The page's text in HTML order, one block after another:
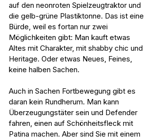
auf den neonroten Spielzeugtraktor und
die gelb-grüne Plastiktonne. Das ist eine
Bürde, weil es fortan nur zwei
Möglichkeiten gibt: Man kauft etwas
Altes mit Charakter, mit shabby chic und
Heritage. Oder etwas Neues, Feines,
keine halben Sachen.
Auch in Sachen Fortbewegung gibt es
daran kein Rundherum. Man kann
Überzeugungstäter sein und Defender
fahren, einen auf Schönheitsfleck mit
Patina machen. Aber sind Sie mit einem